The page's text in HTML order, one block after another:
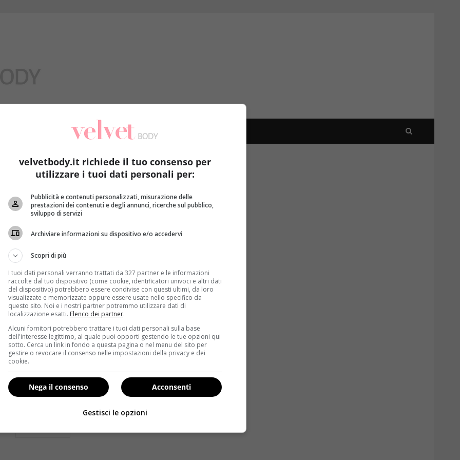
Benessere
L’olio di palma è davvero cancerogeno? Tutta la
verità
Redazione 24 Agosto 2016
L’olio di palma è un grasso vegetale estratto dai
frutti della palma da olio. Al pari di...
velvetbody.it richiede il tuo consenso per
utilizzare i tuoi dati personali per:
Pubblicità e contenuti personalizzati, misurazione delle
prestazioni dei contenuti e degli annunci, ricerche sul pubblico,
sviluppo di servizi
Archiviare informazioni su dispositivo e/o accedervi
Scopri di più
I tuoi dati personali verranno trattati da 327 partner e le informazioni
raccolte dal tuo dispositivo (come cookie, identificatori univoci e altri dati
del dispositivo) potrebbero essere condivise con questi ultimi, da loro
visualizzate e memorizzate oppure essere usate nello specifico da
questo sito. Noi e i nostri partner potremmo utilizzare dati di
localizzazione esatti. Elenco dei partner.
Alcuni fornitori potrebbero trattare i tuoi dati personali sulla base
dell'interesse legittimo, al quale puoi opporti gestendo le tue opzioni qui
sotto. Cerca un link in fondo a questa pagina o nel menu del sito per
gestire o revocare il consenso nelle impostazioni della privacy e dei
cookie.
Acconsenti
Nega il consenso
Gestisci le opzioni